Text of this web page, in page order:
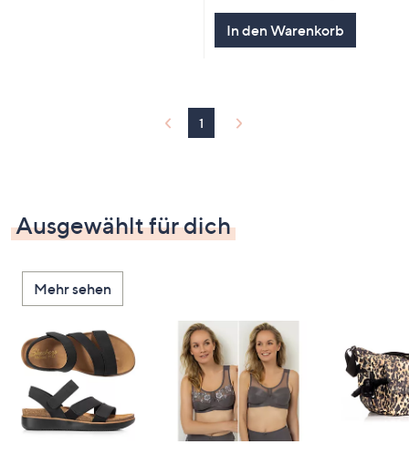
In den Warenkorb
1
Ausgewählt für dich
Mehr sehen